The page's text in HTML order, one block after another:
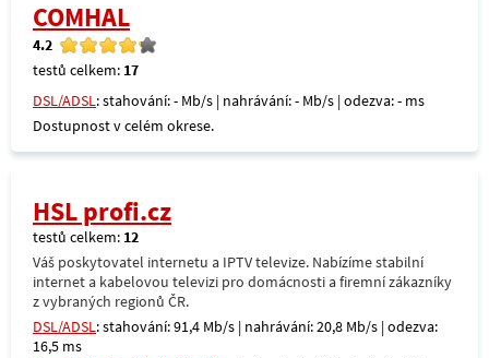
COMHAL
4.2
testů celkem: 17
DSL/ADSL: stahování: - Mb/s | nahrávání: - Mb/s | odezva: - ms
Dostupnost v celém okrese.
HSL profi.cz
testů celkem: 12
Váš poskytovatel internetu a IPTV televize. Nabízíme stabilní
internet a kabelovou televizi pro domácnosti a firemní zákazníky
z vybraných regionů ČR.
DSL/ADSL: stahování: 91,4 Mb/s | nahrávání: 20,8 Mb/s | odezva:
16,5 ms